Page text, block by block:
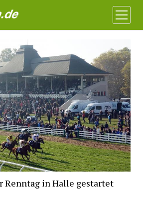
Menü
öffnen
Renntag in Halle gestartet